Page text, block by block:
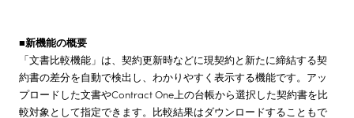
■新機能の概要
「文書比較機能」は、契約更新時などに現契約と新たに締結する契
約書の差分を自動で検出し、わかりやすく表示する機能です。アッ
プロードした文書やContract One上の台帳から選択した契約書を比
較対象として指定できます。比較結果はダウンロードすることもで